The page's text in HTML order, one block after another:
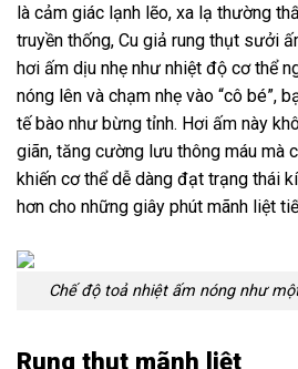
là cảm giác lạnh lẽo, xa lạ thường
truyền thống, Cu giả rung thụt sưởi
hơi ấm dịu nhẹ như nhiệt độ cơ thể
nóng lên và chạm nhẹ vào “cô bé”,
tế bào như bừng tỉnh. Hơi ấm này
giãn, tăng cường lưu thông máu mà
khiến cơ thể dễ dàng đạt trạng thái
hơn cho những giây phút mãnh liệt
Chế độ toả nhiệt ấm nóng như
Rung thụt mãnh liệt